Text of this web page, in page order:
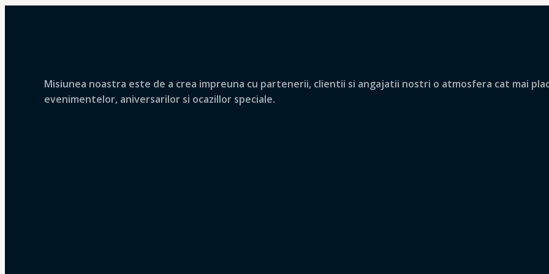
Misiunea noastra este de a crea impreuna cu partenerii, clientii si angajatii nostri o atmosfera cat mai
evenimentelor, aniversarilor si ocazillor speciale.